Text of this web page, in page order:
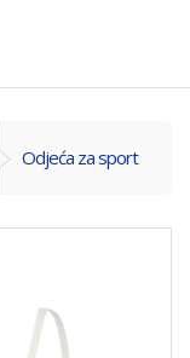
Odjeća za sport